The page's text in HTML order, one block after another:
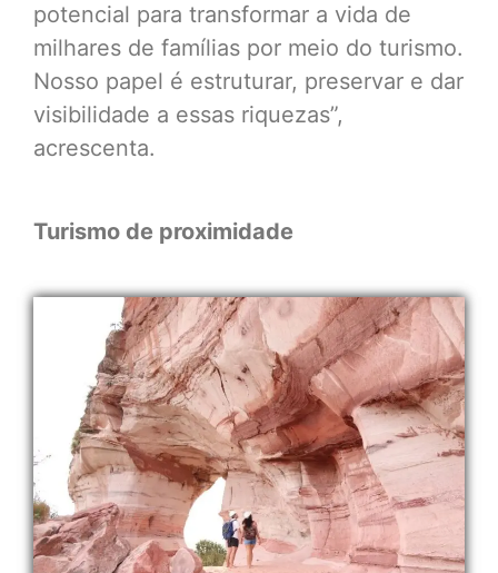
potencial para transformar a vida de
milhares de famílias por meio do turismo.
Nosso papel é estruturar, preservar e dar
visibilidade a essas riquezas”,
acrescenta.
Turismo de proximidade